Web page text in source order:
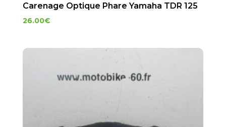
Carenage Optique Phare Yamaha TDR 125
26.00€